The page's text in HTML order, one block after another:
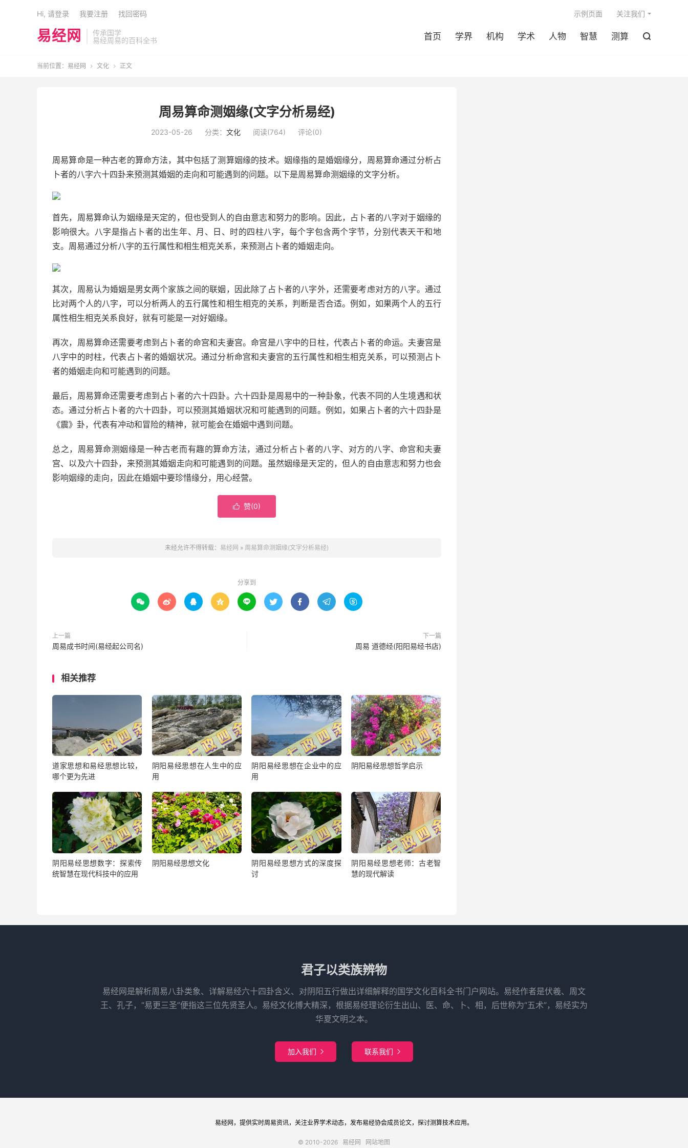
易经网
传承国学
易经周易的百科全书
首页 学界 机构 学术 人物 智慧 测算 
示例页面 关注我们
Hi, 请登录 我要注册 找回密码
当前位置： 易经网  文化  正文
周易算命测姻缘(文字分析易经)
2023-05-26 分类： 文化 阅读(764) 评论(0)
周易算命是一种古老的算命方法，其中包括了测算姻缘的技术。姻缘指的是婚姻缘分，周易算命通过分析占
卜者的八字六十四卦来预测其婚姻的走向和可能遇到的问题。以下是周易算命测姻缘的文字分析。
首先，周易算命认为姻缘是天定的，但也受到人的自由意志和努力的影响。因此，占卜者的八字对于姻缘的
影响很大。八字是指占卜者的出生年、月、日、时的四柱八字，每个字包含两个字节，分别代表天干和地
支。周易通过分析八字的五行属性和相生相克关系，来预测占卜者的婚姻走向。
其次，周易认为婚姻是男女两个家族之间的联姻，因此除了占卜者的八字外，还需要考虑对方的八字。通过
比对两个人的八字，可以分析两人的五行属性和相生相克的关系，判断是否合适。例如，如果两个人的五行
属性相生相克关系良好，就有可能是一对好姻缘。
再次，周易算命还需要考虑到占卜者的命宫和夫妻宫。命宫是八字中的日柱，代表占卜者的命运。夫妻宫是
八字中的时柱，代表占卜者的婚姻状况。通过分析命宫和夫妻宫的五行属性和相生相克关系，可以预测占卜
者的婚姻走向和可能遇到的问题。
最后，周易算命还需要考虑到占卜者的六十四卦。六十四卦是周易中的一种卦象，代表不同的人生境遇和状
态。通过分析占卜者的六十四卦，可以预测其婚姻状况和可能遇到的问题。例如，如果占卜者的六十四卦是
《震》卦，代表有冲动和冒险的精神，就可能会在婚姻中遇到问题。
总之，周易算命测姻缘是一种古老而有趣的算命方法，通过分析占卜者的八字、对方的八字、命宫和夫妻
宫、以及六十四卦，来预测其婚姻走向和可能遇到的问题。虽然姻缘是天定的，但人的自由意志和努力也会
影响姻缘的走向，因此在婚姻中要珍惜缘分，用心经营。
 赞(0)
未经允许不得转载： 易经网 » 周易算命测姻缘(文字分析易经)
分享到
        
上一篇
周易成书时间(易经起公司名)
下一篇
周易 道德经(阳阳易经书店)
相关推荐
道家思想和易经思想比较，
哪个更为先进
阴阳易经思想在人生中的应
用
阴阳易经思想在企业中的应
用
阴阳易经思想哲学启示
阴阳易经思想数字：探索传
统智慧在现代科技中的应用
阴阳易经思想文化
阴阳易经思想方式的深度探
讨
阴阳易经思想老师：古老智
慧的现代解读
君子以类族辨物
易经网是解析周易八卦类象、详解易经六十四卦含义、对阴阳五行做出详细解释的国学文化百科全书门户网站。易经作者是伏羲、周文
王、孔子，“易更三圣”便指这三位先贤圣人。易经文化博大精深，根据易经理论衍生出山、医、命、卜、相，后世称为“五术”，易经实为
华夏文明之本。
加入我们  联系我们 
易经网 ，提供实时周易资讯，关注业界学术动态，发布易经协会成员论文，探讨测算技术应用。
© 2010-2026 易经网 网站地图